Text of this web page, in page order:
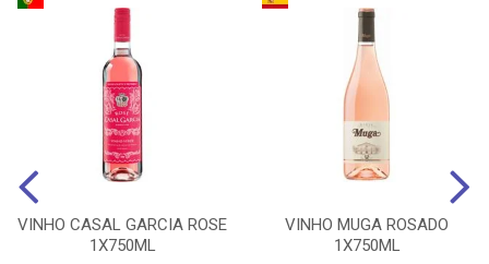
VINHO CASAL GARCIA ROSE
1X750ML
VINHO MUGA ROSADO
1X750ML